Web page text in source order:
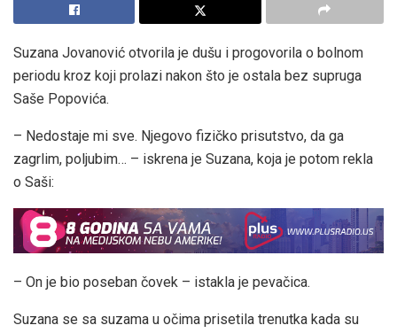
Suzana Jovanović otvorila je dušu i progovorila o bolnom
periodu kroz koji prolazi nakon što je ostala bez supruga
Saše Popovića.
– Nedostaje mi sve. Njegovo fizičko prisutstvo, da ga
zagrlim, poljubim… – iskrena je Suzana, koja je potom rekla
o Saši:
– On je bio poseban čovek – istakla je pevačica.
Suzana se sa suzama u očima prisetila trenutka kada su